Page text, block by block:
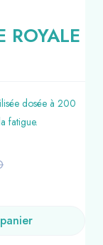
ROYALE
dosée à 200
fatigue.